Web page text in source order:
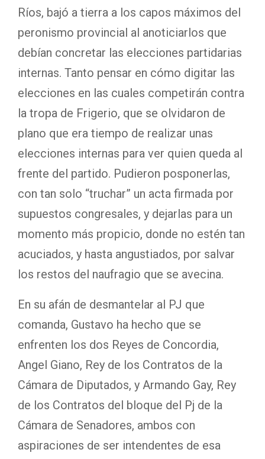
Ríos, bajó a tierra a los capos máximos del
peronismo provincial al anoticiarlos que
debían concretar las elecciones partidarias
internas. Tanto pensar en cómo digitar las
elecciones en las cuales competirán contra
la tropa de Frigerio, que se olvidaron de
plano que era tiempo de realizar unas
elecciones internas para ver quien queda al
frente del partido. Pudieron posponerlas,
con tan solo “truchar” un acta firmada por
supuestos congresales, y dejarlas para un
momento más propicio, donde no estén tan
acuciados, y hasta angustiados, por salvar
los restos del naufragio que se avecina.
En su afán de desmantelar al PJ que
comanda, Gustavo ha hecho que se
enfrenten los dos Reyes de Concordia,
Angel Giano, Rey de los Contratos de la
Cámara de Diputados, y Armando Gay, Rey
de los Contratos del bloque del Pj de la
Cámara de Senadores, ambos con
aspiraciones de ser intendentes de esa